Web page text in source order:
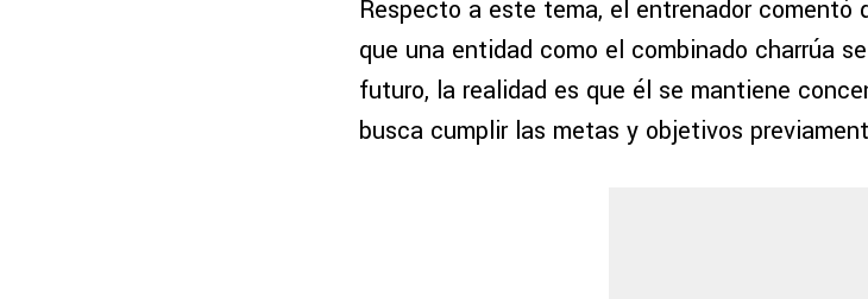
Respecto a este tema, el entrenador comentó
que una entidad como el combinado charrúa
futuro, la realidad es que él se mantiene
busca cumplir las metas y objetivos